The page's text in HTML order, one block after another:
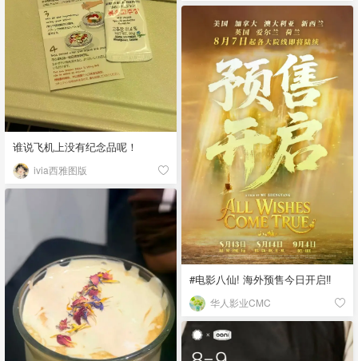
谁说飞机上没有纪念品呢！
ivia西雅图版
#电影八仙! 海外预售今日开启‼️
华人影业CMC